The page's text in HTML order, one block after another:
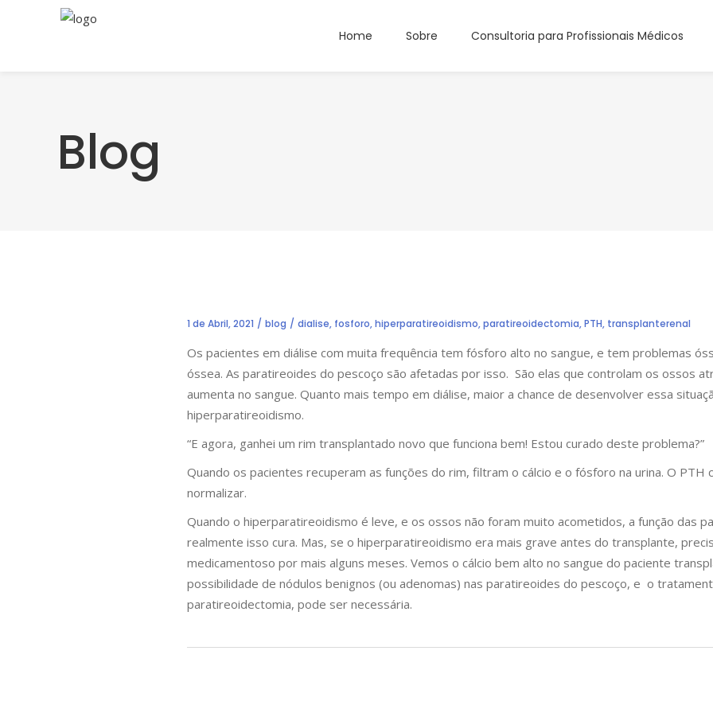
Home Sobre Consultoria para Profissionais Médicos
Blog
1 de Abril, 2021 blog dialise, fosforo,hiperparatireoidismo,paratireoidectomia,PTH, transplanterenal
Os pacientes em diálise com muita frequência tem fósforo alto no sangue, e tem problemas
óssea. As paratireoides do pescoço são afetadas por isso. São elas que controlam os ossos
aumenta no sangue. Quanto mais tempo em diálise, maior a chance de desenvolver essa
hiperparatireoidismo.
“E agora, ganhei um rim transplantado novo que funciona bem! Estou curado deste problema?”
Quando os pacientes recuperam as funções do rim, filtram o cálcio e o fósforo na urina. O PTH
normalizar.
Quando o hiperparatireoidismo é leve, e os ossos não foram muito acometidos, a função das
realmente isso cura. Mas, se o hiperparatireoidismo era mais grave antes do transplante,
medicamentoso por mais alguns meses. Vemos o cálcio bem alto no sangue do paciente
possibilidade de nódulos benignos (ou adenomas) nas paratireoides do pescoço, e o
paratireoidectomia, pode ser necessária.